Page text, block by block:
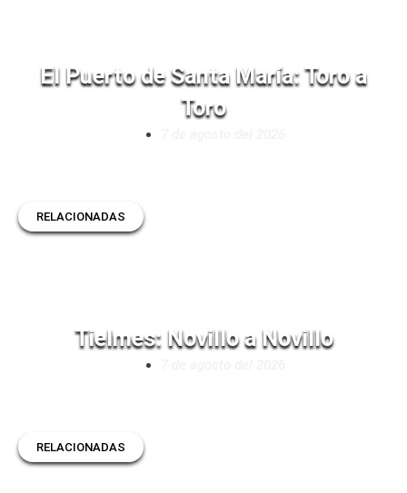
El Puerto de Santa María: Toro a
Toro
RELACIONADAS
Tielmes: Novillo a Novillo
RELACIONADAS